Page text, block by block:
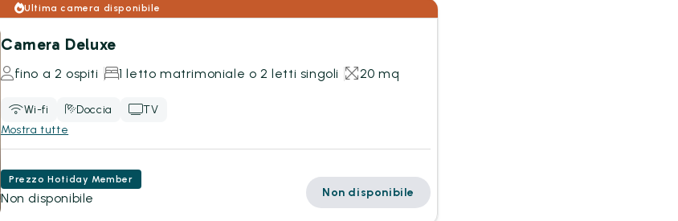
Ultima camera disponibile
Camera Deluxe
fino a 2 ospiti 1 letto matrimoniale o 2 letti singoli 20 mq
Wi-fi Doccia
TV
Mostra tutte
Prezzo Hotiday Member
Non disponibile Non disponibile